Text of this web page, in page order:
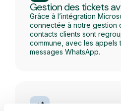
Gestion des tickets
Grâce à l’intégration
connectée à notre gestion
contacts clients sont
commune, avec les appels
messages WhatsApp.